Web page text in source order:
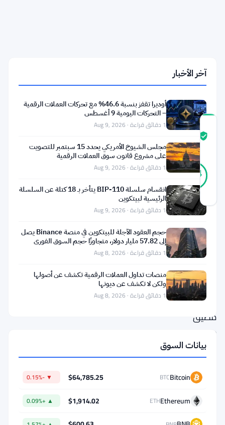
يتخطى
4000
دولار
درجة
المجتمع
84
موثّق
أصوات
آخر تحديث 1 شهر مضت
قرار
السعودية
بزيادة
صادرات
النفط
عبر
مضيق
هرمز
يطرح
مفارقة
مثيرة:
آخر الأخبار
أوديرا تقفز بنسبة 46.6% مع تحركات العملات الرقمية
– التحركات اليومية 9 أغسطس
1 دقائق قراءة · Aug 9, 2026
مجلس الشيوخ الأمريكي يحدد 15 سبتمبر للتصويت
على مشروع قانون سوق العملات الرقمية
1 دقائق قراءة · Aug 9, 2026
انقسام سلسلة BIP-110 يتأخر بـ 18 كتلة عن السلسلة
الرئيسية لبيتكوين
1 دقائق قراءة · Aug 9, 2026
حجم العقود الآجلة للبيتكوين في منصة Binance يصل
إلى 57.82 مليار دولار، متجاوزًا حجم السوق الفوري
بثمانية أضعاف1 دقائق قراءة · Aug 8, 2026
منصات تداول العملات الرقمية تكشف عن أصولها
ولكن لا تكشف عن ديونها
1 دقائق قراءة · Aug 8, 2026
بيانات السوق
Bitcoin
BTC
$64,785.25
▼ -0.15%
Ethereum
ETH
$1,914.02
▲ +0.09%